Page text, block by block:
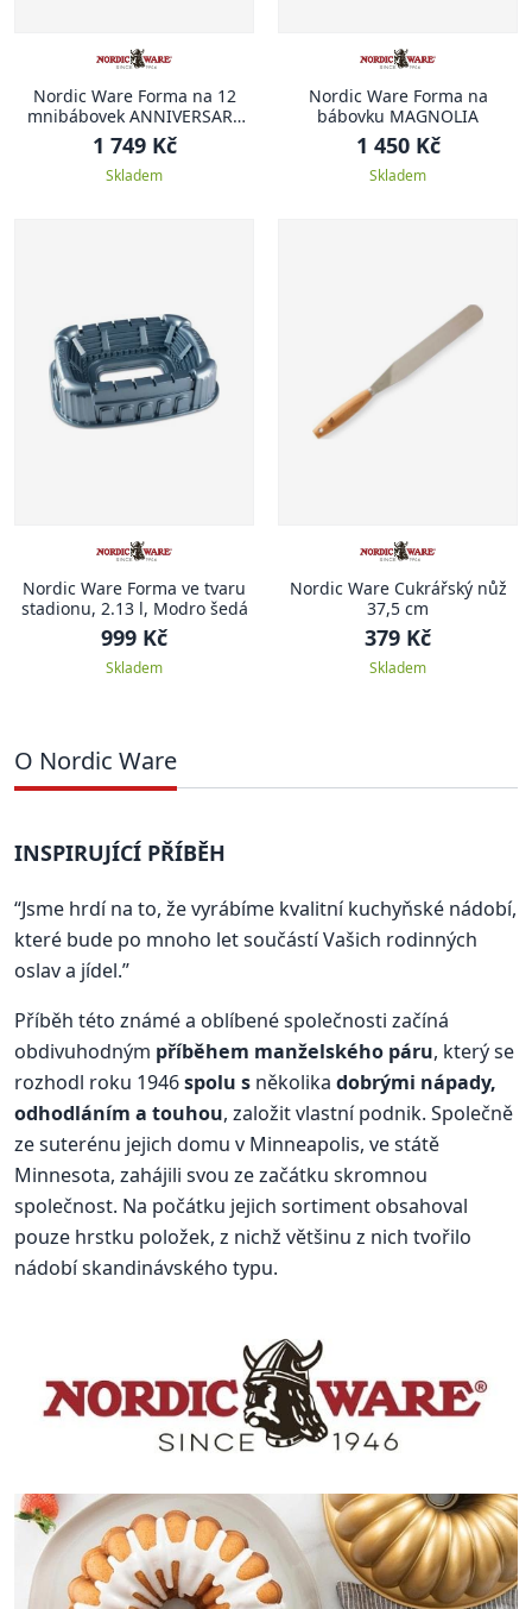
Nordic Ware Forma na 12
mnibábovek ANNIVERSARY
PROPLETENÁ
1 749 Kč
Skladem
Nordic Ware Forma na
bábovku MAGNOLIA
1 450 Kč
Skladem
Nordic Ware Forma ve tvaru
stadionu, 2.13 l, Modro šedá
999 Kč
Skladem
Nordic Ware Cukrářský nůž
37,5 cm
379 Kč
Skladem
O Nordic Ware
INSPIRUJÍCÍ PŘÍBĚH
“Jsme hrdí na to, že vyrábíme kvalitní kuchyňské nádobí,
které bude po mnoho let součástí Vašich rodinných
oslav a jídel.”
Příběh této známé a oblíbené společnosti začíná
obdivuhodným příběhem manželského páru, který se
rozhodl roku 1946spolu s několika dobrými nápady,
odhodláním a touhou, založit vlastní podnik. Společně
ze suterénu jejich domu v Minneapolis, ve státě
Minnesota, zahájili svou ze začátku skromnou
společnost. Na počátku jejich sortiment obsahoval
pouze hrstku položek, z nichž většinu z nich tvořilo
nádobí skandinávského typu.